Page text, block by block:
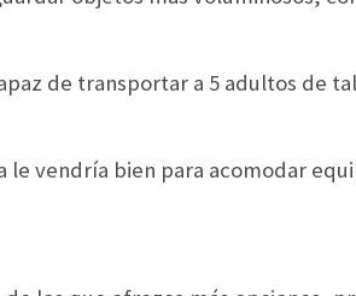
de transportar a 5 adultos de
le vendría bien para acomodar